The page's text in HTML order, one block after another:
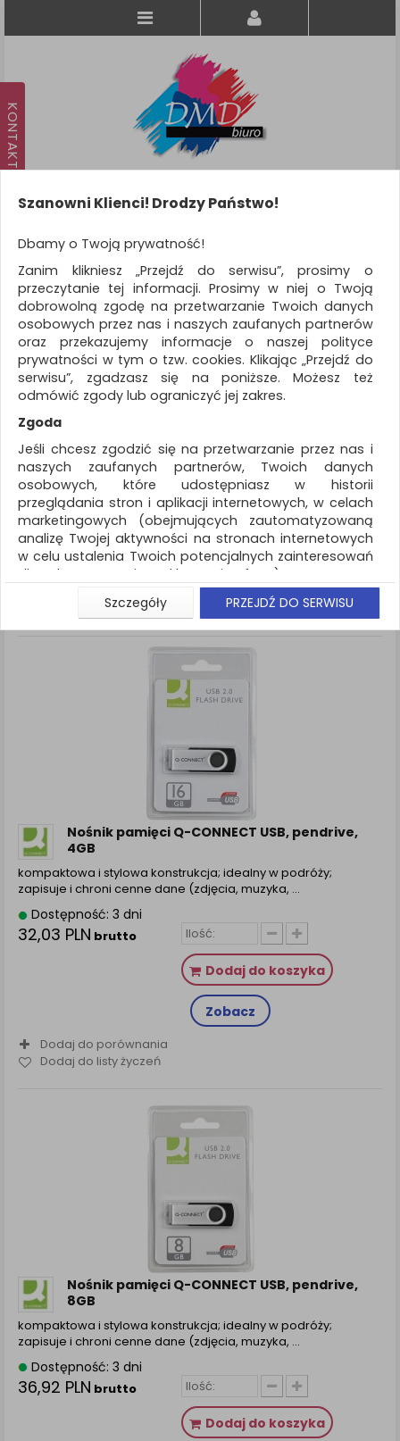
KATEGORIE
WSZYSTKIE KATEGORIE
FILTRY
Więcej
REKLAMA
AKTUALNOŚCI
Akcesoria komputerowe Nośnik danych USB
ZNALEZIONYCH PRODUKTÓW: 9 Porównaj (0 )
Sortuj po Standardowe
Siatka Lista
Nośnik pamięci Q-CONNECT USB, pendrive,
4GB
kompaktowa i stylowa konstrukcja; idealny w podróży;
zapisuje i chroni cenne dane (zdjęcia, muzyka, ...
Dostępność: 3 dni
32,03 PLN brutto
Dodaj do koszyka
Zobacz
Dodaj do porównania
Dodaj do listy życzeń
Nośnik pamięci Q-CONNECT USB, pendrive,
8GB
kompaktowa i stylowa konstrukcja; idealny w podróży;
zapisuje i chroni cenne dane (zdjęcia, muzyka, ...
Dostępność: 3 dni
36,92 PLN brutto
Dodaj do koszyka
Szanowni Klienci! Drodzy Państwo!
Dbamy o Twoją prywatność!
Zanim klikniesz „Przejdź do serwisu”, prosimy o
przeczytanie tej informacji. Prosimy w niej o Twoją
dobrowolną zgodę na przetwarzanie Twoich danych
osobowych przez nas i naszych zaufanych partnerów
oraz przekazujemy informacje o naszej polityce
prywatności w tym o tzw. cookies. Klikając „Przejdź do
serwisu”, zgadzasz się na poniższe. Możesz też
odmówić zgody lub ograniczyć jej zakres.
Zgoda
Jeśli chcesz zgodzić się na przetwarzanie przez nas i
naszych zaufanych partnerów, Twoich danych
osobowych, które udostępniasz w historii
przeglądania stron i aplikacji internetowych, w celach
marketingowych (obejmujących zautomatyzowaną
analizę Twojej aktywności na stronach internetowych
w celu ustalenia Twoich potencjalnych zainteresowań
dla dostosowania reklamy i oferty), w tym na
umieszczanie tzw. cookies na Twoich urządzeniach i
ich odczytywanie, kliknij przycisk „Przejdź do serwisu”.
Jeśli nie chcesz wyrazić zgody lub ograniczyć jej
zakres, kliknij „Szczegóły”, gdzie znajdziesz wszelkie
informacje o tym jak to zrobić . Te same informacje
znajdziesz także na podstronie z naszą polityką
prywatności obowiązującą od 25 maja 2018.
umożliwić prawidłową realizację Umowy z Państwem i
związane z tym prawidłowe działanie naszej strony
www, a w szczególności np. wysłanie potwierdzenia
zamówienia na Państwa email lub wyświetlenie
Państwu prawidłowych informacji o promocjach czy
cenach indywidualnych, ważna jest Państwa
wcześniejsza zgoda której udzieliliście podczas
zakładania konta.
dowolnym momencie wycofać.
Klauzula Informacyjna (rozwiń)
Lista Zaufanych Partnerów (rozwiń)
Szczegóły PRZEJDŹ DO SERWISU